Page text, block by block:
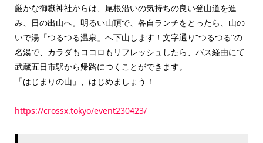
厳かな御嶽神社からは、尾根沿いの気持ちの良い登山道を進
み、日の出山へ。明るい山頂で、各自ランチをとったら、山の
いで湯「つるつる温泉」へ下山します！文字通り“つるつる”の
名湯で、カラダもココロもリフレッシュしたら、バス経由にて
武蔵五日市駅から帰路につくことができます。
「はじまりの山」、はじめましょう！
https://crossx.tokyo/event230423/